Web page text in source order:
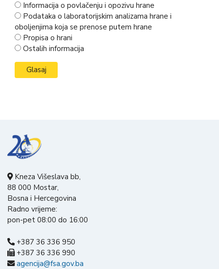
Informacija o povlačenju i opozivu hrane
Podataka o laboratorijskim analizama hrane i
oboljenjima koja se prenose putem hrane
Propisa o hrani
Ostalih informacija
Kneza Višeslava bb,
88 000 Mostar,
Bosna i Hercegovina
Radno vrijeme:
pon-pet 08:00 do 16:00
+387 36 336 950
+387 36 336 990
agencija@fsa.gov.ba